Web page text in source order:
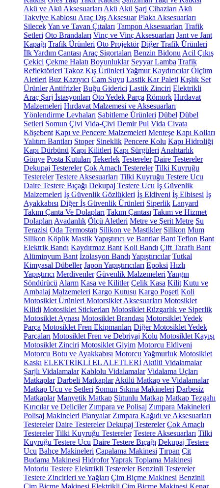
Akü ve Akü Aksesuarları Akü Akü Şarj Cihazları Akü
Takviye Kablosu Araç Dış Aksesuar Plaka Aksesuarları
SilecekYan ve Tavan Çıtaları Tampon Aksesuarları Trafik
Setleri Oto Brandaları Vinç ve Vinç Aksesuarları Jant ve Jant
Kapağı Trafik Ürünleri Oto Projektör Diğer Trafik Ürünleri
İlk Yardım Çantası Araç Sigortaları Benzin Bidonu Acil Çıkış
Çekici Çekme Halatı Boyunluklar Seyyar Lamba Trafik
Reflektörleri Takoz Kış Ürünleri Yağmur Kaydırıcılar Ölçüm
Aletleri Buz Kazıyıcı Cam Suyu Lastik Kar Paleti Kışlık Set
Ürünler Antifrizler Buğu Giderici Lastik Zinciri Elektrikli
Araç Şarj İstasyonları Oto Yedek Parça Römork Hırdavat
Malzemeleri Hırdavat Malzemesi ve Aksesuarları
Yönlendirme Levhaları Sabitleme Ürünleri Dübel Dübel
Setleri Somun Çivi Vida-Çivi Demir Pul Vida Civata
Köşebent Kapı ve Pencere Malzemeleri Menteşe Kapı Kolları
Yalıtım Bantları Stoper Sineklik Pencere Kolu Kapı Hidroliği
Kapı Dürbünü Kapı Kilitleri Kapı Sürgüleri Anahtarlık
Gönye Posta Kutuları Tekerlek Testereler Daire Testereler
Dekupaj Testereler Çok Amaçlı Testereler Tilki Kuyruğu
Testereler Testere Aksesuarları Tilki Kuyruğu Testere Ucu
Daire Testere Bıçağı Dekupaj Testere Ucu İş Güvenlik
Malzemeleri İş Güvenlik Gözlükleri İş Eldiveni İş Elbisesi İş
Ayakkabısı Diğer İş Güvenlik Ürünleri Siperlik Lanyard
Takım Çanta Ve Dolapları Takım Çantası Takım ve Hizmet
Dolapları Avadanlık Ölçü Aletleri Metre ve Şerit Metre Su
Terazisi Oda Termostatı Silikon ve Mastikler Silikon Mum
Silikon Köpük MastikYapıştırıcı ve Bantlar Bant Teflon Bant
Elektrik Bandı Kaydırmaz Bant Koli Bandı Çift Taraflı Bant
Alüminyum Bant İzolasyon Bandı Yapıştırıcılar Tutkal
Kimyasal Dübeller Japon Yapıştırıcıları Epoksi Hızlı
Yapıştırıcı Merdivenler Güvenlik Malzemeleri Yangın
Söndürücü Alarm Kasa ve Kilitler Çelik Kasa Kilit Kutu ve
Ambalaj Malzemeleri Kargo Kutusu Kargo Poşeti Koli
Motosiklet Ürünleri Motorsiklet Aksesuarları Motosiklet
Kilidi Motosiklet Stickerları Motosiklet Rüzgarlık ve Siperlik
Motosiklet Aynası Motosiklet Brandası Motorsiklet Yedek
Parça Motosiklet Fren Ekipmanları Diğer Motosiklet Yedek
Parçaları Motosiklet Fren ve Debriyaj Kolu Motosiklet Kayışı
Motosiklet Zinciri Motosiklet Giyim Motorcu Eldiveni
Motorcu Botu ve Ayakkabısı Motorcu Yağmurluk Motosiklet
Kaskı ELEKTRİKLİ EL ALETLERİ Akülü Vidalamalar
Şarjlı Vidalamalar Kablolu Vidalamalar Vidalama Uçları
Matkaplar Darbeli Matkaplar Akülü Matkap ve Vidalamalar
Matkap Ucu ve Setleri Somun Sıkma Makineleri Darbesiz
Matkaplar Manyetik Matkap Sütunlu Matkap Matkap Tezgahı
Kırıcılar ve Deliciler Zımpara ve Polisaj Zımpara Makineleri
Polisaj Makineleri Planyalar Zımpara Kağıdı ve Aksesuarları
Testereler Daire Testereler Dekupaj Testereler Çok Amaçlı
Testereler Tilki Kuyruğu Testereler Testere Aksesuarları Tilki
Kuyruğu Testere Ucu Daire Testere Bıçağı Dekupaj Testere
Ucu Bahçe Makineleri Çapalama Makinesi Tırpan Çit
Budama Makinesi HidroforYaprak Toplama Makinesi
Motorlu Testere Elektrikli Testereler Benzinli Testereler
Testere Zincirleri ve Yağları Çim Biçme Makinesi Benzinli
Çim Biçme Makinesi Elektrikli Çim Biçme Makinesi Kenar